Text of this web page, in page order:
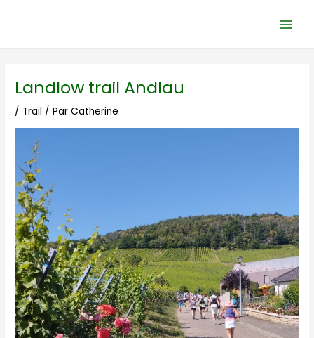
Landlow trail Andlau
/ Trail / ParCatherine